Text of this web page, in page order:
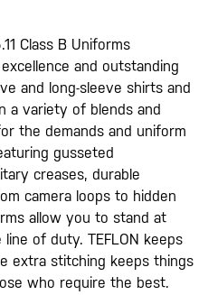
Class B Uniforms
and outstanding
and long-sleeve shirts and
a variety of blends and
the demands and uniform
gusseted
creases, durable
camera loops to hidden
allow you to stand at
of duty. TEFLON keeps
extra stitching keeps things
who require the best.